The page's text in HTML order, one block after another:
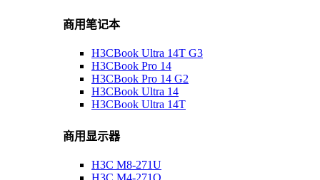
商用笔记本
H3CBook Ultra 14T G3
H3CBook Pro 14
H3CBook Pro 14 G2
H3CBook Ultra 14
H3CBook Ultra 14T
商用显示器
H3C M8-271U
H3C M4-271Q